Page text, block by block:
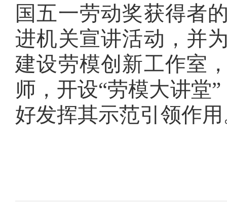
国五一劳动奖获得者
进机关宣讲活动，并
建设劳模创新工作室
师，开设“劳模大讲堂
好发挥其示范引领作